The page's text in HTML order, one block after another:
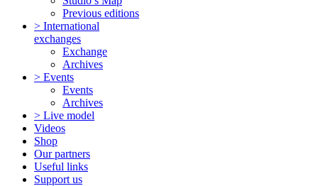
Previous editions
> International
exchanges
Exchange
Archives
> Events
Events
Archives
> Live model
Videos
Shop
Our partners
Useful links
Support us